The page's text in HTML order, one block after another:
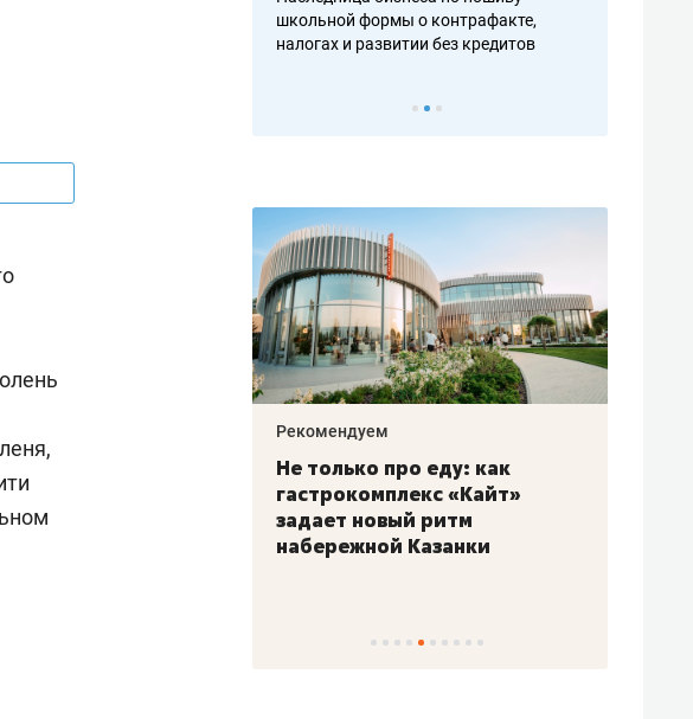
школьной формы о контрафакте,
налогах и развитии без кредитов
случались каждые
как «Водоканал»
артерии
Рекомендуем
Не только про еду: как
гастрокомплекс «Кайт»
задает новый ритм
набережной Казанки